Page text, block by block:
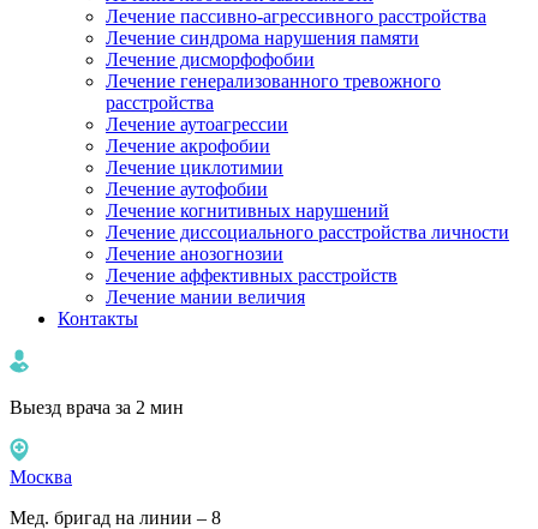
Лечение пассивно-агрессивного расстройства
Лечение синдрома нарушения памяти
Лечение дисморфофобии
Лечение генерализованного тревожного
расстройства
Лечение аутоагрессии
Лечение акрофобии
Лечение циклотимии
Лечение аутофобии
Лечение когнитивных нарушений
Лечение диссоциального расстройства личности
Лечение анозогнозии
Лечение аффективных расстройств
Лечение мании величия
Контакты
Выезд врача за 2 мин
Москва
Мед. бригад на линии – 8